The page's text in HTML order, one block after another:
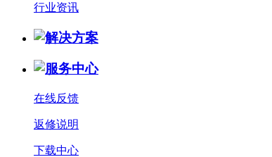
行业资讯
在线反馈
返修说明
下载中心